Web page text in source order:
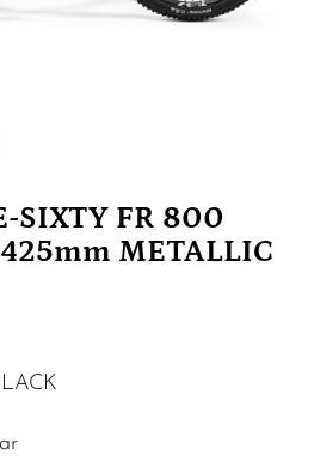
SIXTY FR 800
METALLIC